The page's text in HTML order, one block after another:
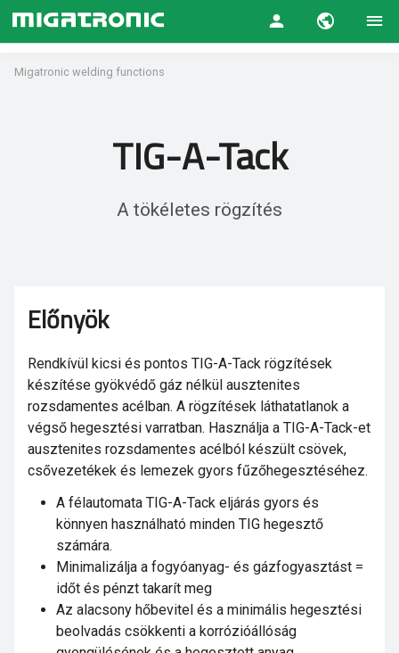
Migatronic welding functions
TIG-A-Tack
A tökéletes rögzítés
Előnyök
Rendkívül kicsi és pontos TIG-A-Tack rögzítések
készítése gyökvédő gáz nélkül ausztenites
rozsdamentes acélban. A rögzítések láthatatlanok a
végső hegesztési varratban. Használja a TIG-A-Tack-et
ausztenites rozsdamentes acélból készült csövek,
csővezetékek és lemezek gyors fűzőhegesztéséhez.
A félautomata TIG-A-Tack eljárás gyors és
könnyen használható minden TIG hegesztő
számára.
Minimalizálja a fogyóanyag- és gázfogyasztást =
időt és pénzt takarít meg
Az alacsony hőbevitel és a minimális hegesztési
beolvadás csökkenti a korrózióállóság